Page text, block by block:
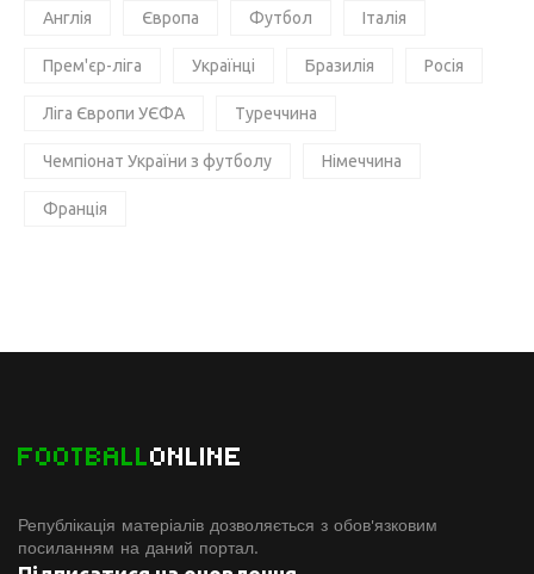
Англія Європа Футбол Італія
Прем'єр-ліга Українці Бразилія Росія
Ліга Європи УЄФА Туреччина
Чемпіонат України з футболу Німеччина
Франція
FOOTBALLONLINE
Републікація матеріалів дозволяється з обов'язковим
посиланням на даний портал.